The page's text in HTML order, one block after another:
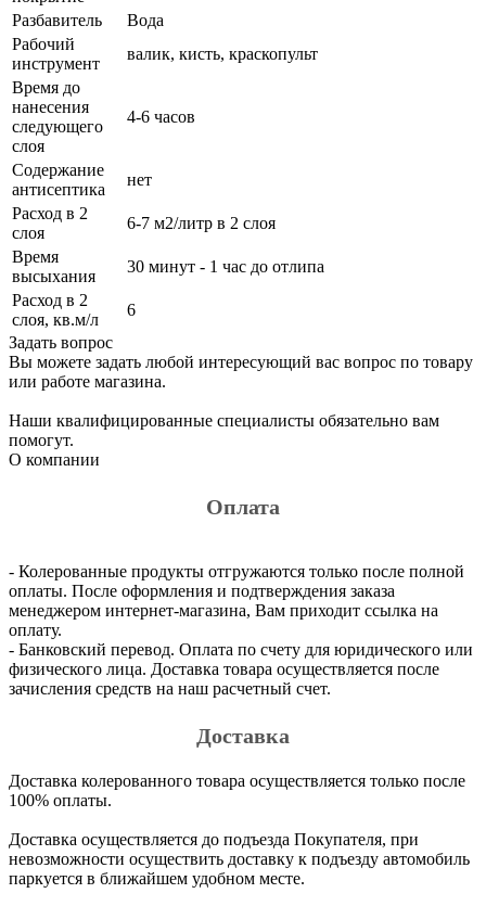
Разбавитель
Вода
Рабочий
инструмент
валик, кисть, краскопульт
Время до
нанесения
следующего
слоя
4-6 часов
Содержание
антисептика
нет
Расход в 2
слоя
6-7 м2/литр в 2 слоя
Время
высыхания
30 минут - 1 час до отлипа
Расход в 2
слоя, кв.м/л
6
Задать вопрос
Вы можете задать любой интересующий вас вопрос по товару
или работе магазина.
Наши квалифицированные специалисты обязательно вам
помогут.
О компании
Оплата
- Колерованные продукты отгружаются только после полной
оплаты. После оформления и подтверждения заказа
менеджером интернет-магазина, Вам приходит ссылка на
оплату.
- Банковский перевод. Оплата по счету для юридического или
физического лица. Доставка товара осуществляется после
зачисления средств на наш расчетный счет.
Доставка
Доставка колерованного товара осуществляется только после
100% оплаты.
Доставка осуществляется до подъезда Покупателя, при
невозможности осуществить доставку к подъезду автомобиль
паркуется в ближайшем удобном месте.